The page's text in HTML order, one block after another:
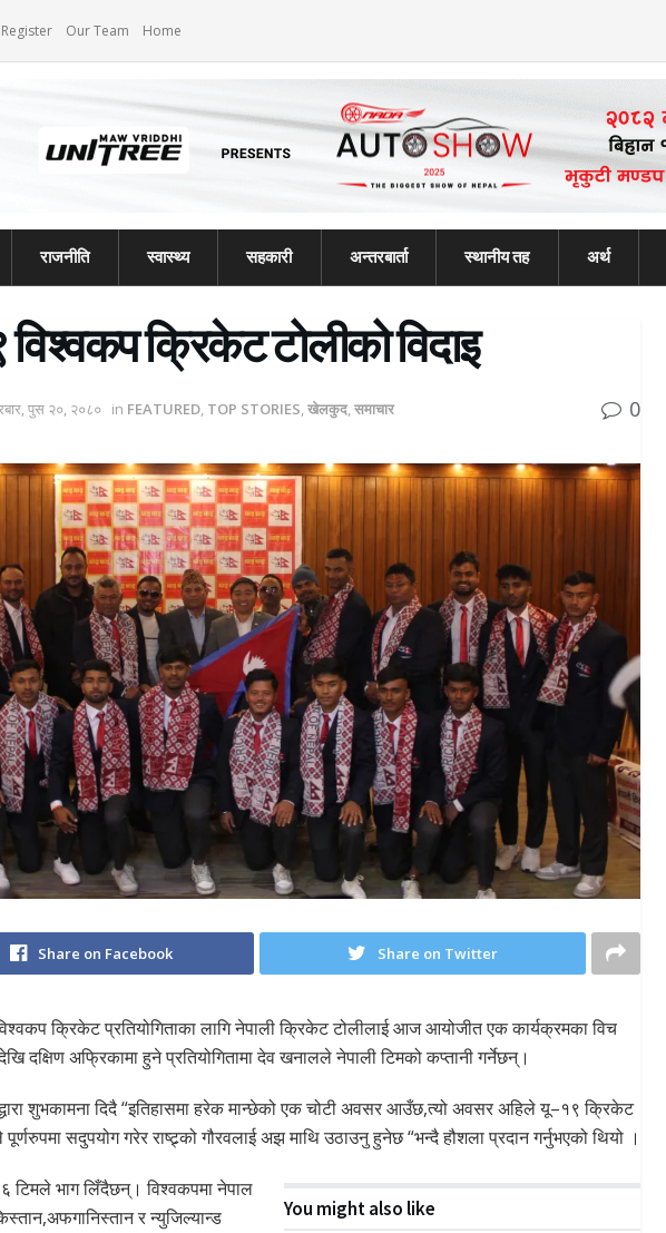
Register Our Team Home
राजनीति स्वास्थ्य सहकारी अन्तरबार्ता स्थानीय तह अर्थ
क्रिकेट टोलीको विदाइ
पुस २०, २०८० in FEATURED, TOP STORIES,खेलकुद,समाचार 0
Share on Facebook Share on Twitter
क्रिकेट प्रतियोगिताका लागि नेपाली क्रिकेट टोलीलाई आज आयोजीत एक कार्यक्रमका विच
दक्षिण अफ्रिकामा हुने प्रतियोगितामा देव खनालले नेपाली टिमको कप्तानी गर्नेछन्।
शुभकामना दिदै “इतिहासमा हरेक मान्छेको एक चोटी अवसर आउँछ,त्यो अवसर अहिले यू–१९ क्रिकेट
सदुपयोग गरेर राष्ट्र्को गौरवलाई अझ माथि उठाउनु हुनेछ “भन्दै हौशला प्रदान गर्नुभएको थियो ।
You might also like
टिमले भाग लिँदैछन्। विश्वकपमा नेपाल
र न्युजिल्यान्ड